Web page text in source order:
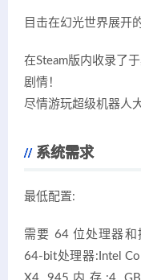
目击在幻光世界展开
在Steam版内收录了
剧情！
尽情游玩超级机器人
系统需求
最低配置:
需要 64 位处理器和
64-bit处理器:Intel